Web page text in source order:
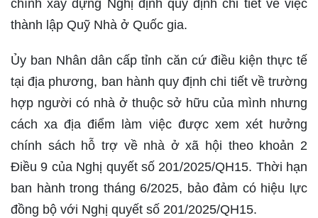
chính xây dựng Nghị định quy định chi tiết về việc
thành lập Quỹ Nhà ở Quốc gia.
Ủy ban Nhân dân cấp tỉnh căn cứ điều kiện thực tế
tại địa phương, ban hành quy định chi tiết về trường
hợp người có nhà ở thuộc sở hữu của mình nhưng
cách xa địa điểm làm việc được xem xét hưởng
chính sách hỗ trợ về nhà ở xã hội theo khoản 2
Điều 9 của Nghị quyết số 201/2025/QH15. Thời hạn
ban hành trong tháng 6/2025, bảo đảm có hiệu lực
đồng bộ với Nghị quyết số 201/2025/QH15.